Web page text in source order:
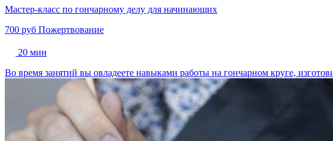
Мастер-класс по гончарному делу для начинающих
700 руб Пожертвование
20 мин
Во время занятий вы овладеете навыками работы на гончарном круге,